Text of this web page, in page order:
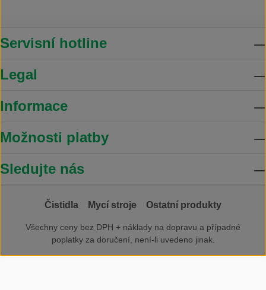
Servisní hotline
Legal
Informace
Možnosti platby
Sledujte nás
Čistidla Mycí stroje Ostatní produkty
Všechny ceny bez DPH + náklady na dopravu a případné
poplatky za doručení, není-li uvedeno jinak.